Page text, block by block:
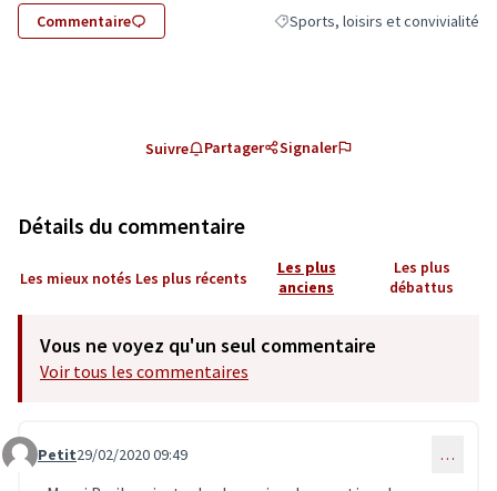
Commentaire Filtrer les résultats de la
Sports, loisirs et convivialité
Suivre Partager Signaler
Détails du commentaire
Les mieux notés Les plus récents
Les plus
anciens
Les plus
débattus
Vous ne voyez qu'un seul commentaire
Voir tous les commentaires
Commentaire 1790 (réponse au commentaire 1778)
Petit29/02/2020 09:49 …